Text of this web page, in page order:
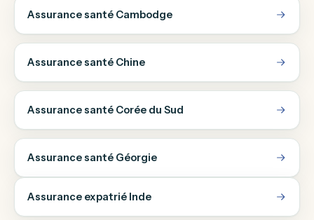
Assurance santé Cambodge
Assurance santé Chine
Assurance santé Corée du Sud
Assurance santé Géorgie
Assurance expatrié Inde